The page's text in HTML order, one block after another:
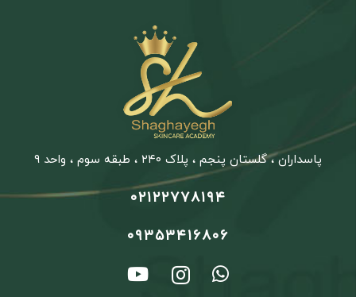
پاسداران ، گلستان پنجم ، پلاک ۲۴۰ ، طبقه سوم ، واحد ۹
۰۲۱۲۲۷۷۸۱۹۴
۰۹۳۵۳۴۱۶۸۰۶